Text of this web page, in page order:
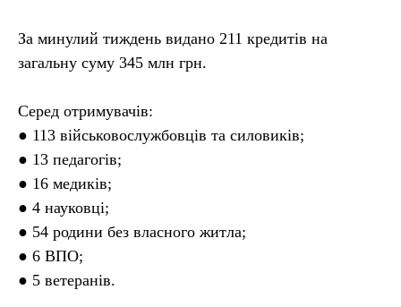
За минулий тиждень видано 211 кредитів на
загальну суму 345 млн грн.
Серед отримувачів:
● 113 військовослужбовців та силовиків;
● 13 педагогів;
● 16 медиків;
● 4 науковці;
● 54 родини без власного житла;
● 6 ВПО;
● 5 ветеранів.